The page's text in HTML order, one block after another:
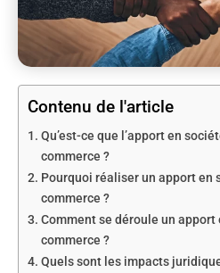
Contenu de l'article
Qu’est-ce que l’apport en
commerce ?
Pourquoi réaliser un apport en
commerce ?
Comment se déroule un apport
commerce ?
Quels sont les impacts